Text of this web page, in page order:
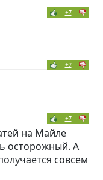
+7
+7
+7
на Майле
осторожный. А
совсем